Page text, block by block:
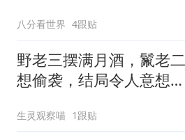
八分看世界 4跟贴
野老三摆满月酒，鬣老二
想偷袭，结局令人意想不
生灵观察喵 1跟贴